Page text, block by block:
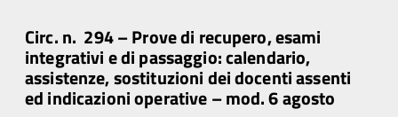
Circ. n. 294 – Prove di recupero, esami
integrativi e di passaggio: calendario,
assistenze, sostituzioni dei docenti assenti
ed indicazioni operative – mod. 6 agosto